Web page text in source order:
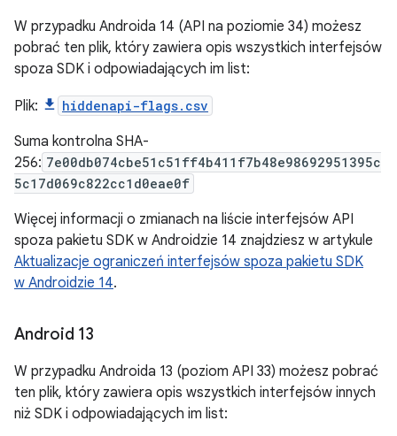
W przypadku Androida 14 (API na poziomie 34) możesz
pobrać ten plik, który zawiera opis wszystkich interfejsów
spoza SDK i odpowiadających im list:
Plik: hiddenapi-flags.csv
Suma kontrolna SHA-
256: 7e00db074cbe51c51ff4b411f7b48e98692951395c
5c17d069c822cc1d0eae0f
Więcej informacji o zmianach na liście interfejsów API
spoza pakietu SDK w Androidzie 14 znajdziesz w artykule
Aktualizacje ograniczeń interfejsów spoza pakietu SDK
w Androidzie 14.
Android 13
W przypadku Androida 13 (poziom API 33) możesz pobrać
ten plik, który zawiera opis wszystkich interfejsów innych
niż SDK i odpowiadających im list: